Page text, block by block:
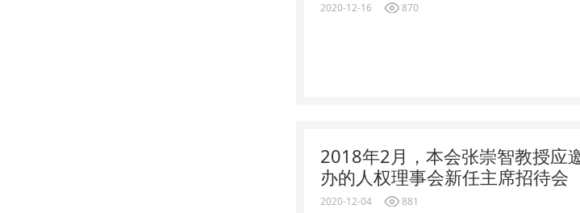
2020-12-16 870
2018年2月，本会张崇智教授应
办的人权理事会新任主席招待会
2020-12-04 881